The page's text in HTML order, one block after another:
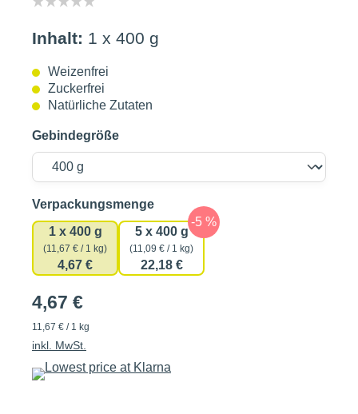
Inhalt: 1 x 400 g
Weizenfrei
Zuckerfrei
Natürliche Zutaten
Gebindegröße
Verpackungsmengeauswählen
1 x 400 g
(11,67 € / 1 kg)
4,67 €
5 x 400 g
(11,09 € / 1 kg)
22,18 €
4,67 €
11,67 € / 1 kg
inkl. MwSt.